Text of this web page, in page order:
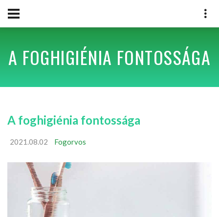
A FOGHIGIÉNIA FONTOSSÁGA
A foghigiénia fontossága
2021.08.02 Fogorvos